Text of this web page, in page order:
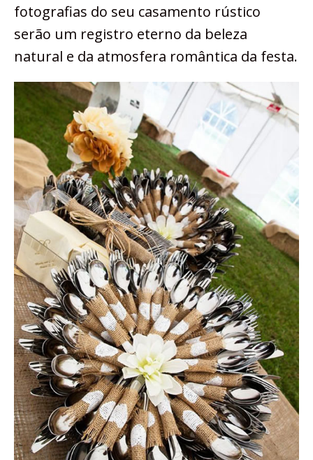
fotografias do seu casamento rústico
serão um registro eterno da beleza
natural e da atmosfera romântica da festa.